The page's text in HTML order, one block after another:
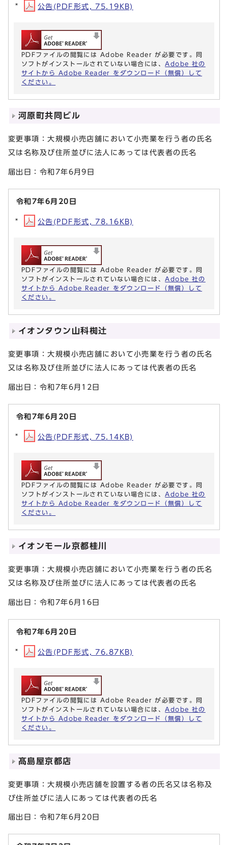
公告(PDF形式, 75.19KB)
PDFファイルの閲覧には Adobe Reader が必要です。同
ソフトがインストールされていない場合には、 Adobe 社の
サイトから Adobe Reader をダウンロード（無償）して
ください。
河原町共同ビル
変更事項：大規模小売店舗において小売業を行う者の氏名
又は名称及び住所並びに法人にあっては代表者の氏名
届出日：令和7年6月9日
令和7年6月20日
公告(PDF形式, 78.16KB)
PDFファイルの閲覧には Adobe Reader が必要です。同
ソフトがインストールされていない場合には、 Adobe 社の
サイトから Adobe Reader をダウンロード（無償）して
ください。
イオンタウン山科椥辻
変更事項：大規模小売店舗において小売業を行う者の氏名
又は名称及び住所並びに法人にあっては代表者の氏名
届出日：令和7年6月12日
令和7年6月20日
公告(PDF形式, 75.14KB)
PDFファイルの閲覧には Adobe Reader が必要です。同
ソフトがインストールされていない場合には、 Adobe 社の
サイトから Adobe Reader をダウンロード（無償）して
ください。
イオンモール京都桂川
変更事項：大規模小売店舗において小売業を行う者の氏名
又は名称及び住所並びに法人にあっては代表者の氏名
届出日：令和7年6月16日
令和7年6月20日
公告(PDF形式, 76.87KB)
PDFファイルの閲覧には Adobe Reader が必要です。同
ソフトがインストールされていない場合には、 Adobe 社の
サイトから Adobe Reader をダウンロード（無償）して
ください。
髙島屋京都店
変更事項：大規模小売店舗を設置する者の氏名又は名称及
び住所並びに法人にあっては代表者の氏名
届出日：令和7年6月20日